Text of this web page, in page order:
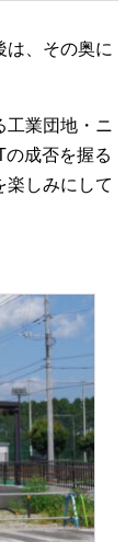
は、その奥に
工業団地・ニ
の成否を握る
楽しみにして